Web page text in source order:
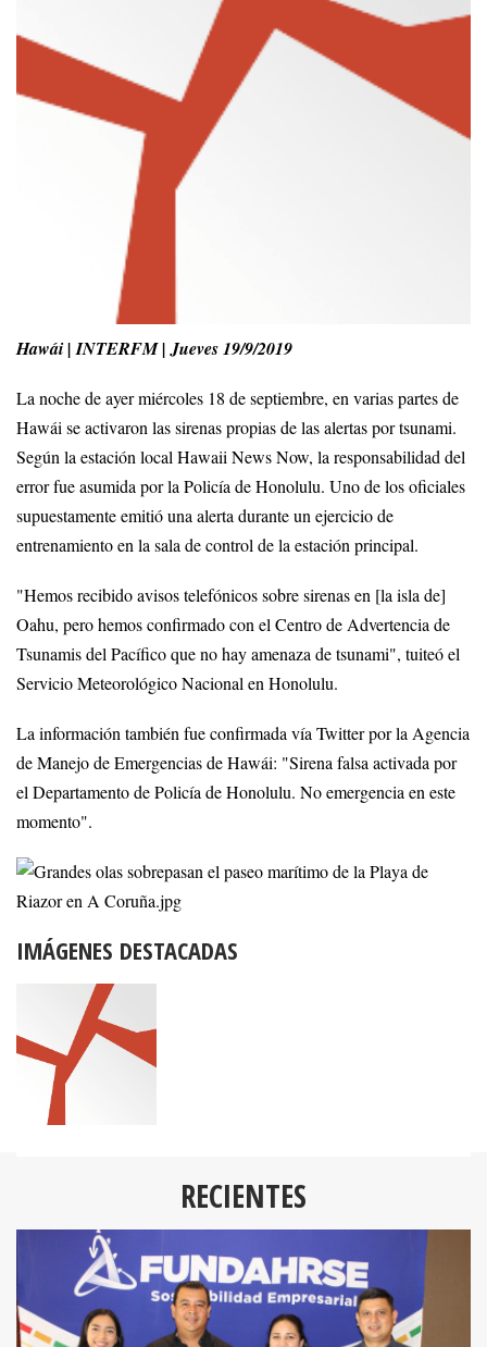
Hawái | INTERFM | Jueves 19/9/2019
La noche de ayer miércoles 18 de septiembre, en varias partes de
Hawái se activaron las sirenas propias de las alertas por tsunami.
Según la estación local Hawaii News Now, la responsabilidad del
error fue asumida por la Policía de Honolulu. Uno de los oficiales
supuestamente emitió una alerta durante un ejercicio de
entrenamiento en la sala de control de la estación principal.
"Hemos recibido avisos telefónicos sobre sirenas en [la isla de]
Oahu, pero hemos confirmado con el Centro de Advertencia de
Tsunamis del Pacífico que no hay amenaza de tsunami", tuiteó el
Servicio Meteorológico Nacional en Honolulu.
La información también fue confirmada vía Twitter por la Agencia
de Manejo de Emergencias de Hawái: "Sirena falsa activada por
el Departamento de Policía de Honolulu. No emergencia en este
momento".
IMÁGENES DESTACADAS
RECIENTES